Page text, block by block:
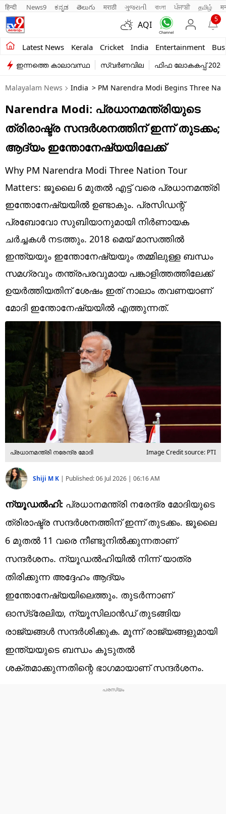
हिन्दी News9 ಕನ್ನಡ తెలుగు मराठी ગુજરાતી বাংলা ਪੰਜਾਬੀ தமிழ்
AQI
5
Latest News Kerala Cricket India Entertainment
Kerala
India
Entertainment
Business
Education
Lifestyle
world
Technology
Religion
Web Story
Photo
Short Videos
ഇന്നത്തെ കാലാവസ്ഥ സ്വർണവില ഫിഫ ലോകകപ്പ് 2026
Malayalam News India > PM Narendra Modi Begins Three
Narendra Modi: പ്രധാനമന്ത്രിയുടെ
ത്രിരാഷ്ട്ര സന്ദര്‍ശനത്തിന് ഇന്ന് തുടക്കം;
ആദ്യം ഇന്തോനേഷ്യയിലേക്ക്‌
Why PM Narendra Modi Three Nation Tour
Matters: ജൂലൈ 6 മുതല്‍ എട്ട് വരെ പ്രധാനമന്ത്രി
ഇന്തോനേഷ്യയില്‍ ഉണ്ടാകും. പ്രസിഡന്റ്
പ്രബോവോ സുബിയാനുമായി നിര്‍ണായക
ചര്‍ച്ചകള്‍ നടത്തും. 2018 മെയ് മാസത്തില്‍
ഇന്ത്യയും ഇന്തോനേഷ്യയും തമ്മിലുള്ള ബന്ധം
സമഗ്രവും തന്ത്രപരവുമായ പങ്കാളിത്തത്തിലേക്ക്
ഉയര്‍ത്തിയതിന് ശേഷം ഇത് നാലാം തവണയാണ്
മോദി ഇന്തോനേഷ്യയില്‍ എത്തുന്നത്.
പ്രധാനമന്ത്രി നരേന്ദ്ര മോദി Image Credit source: PTI
Shiji M K | Published:06 Jul 2026 | 06:16 AM
ന്യൂഡല്‍ഹി: പ്രധാനമന്ത്രി നരേന്ദ്ര മോദിയുടെ
ത്രിരാഷ്ട്ര സന്ദര്‍ശനത്തിന് ഇന്ന് തുടക്കം. ജൂലൈ
6 മുതല്‍ 11 വരെ നീണ്ടുനില്‍ക്കുന്നതാണ്
സന്ദര്‍ശനം. ന്യൂഡല്‍ഹിയില്‍ നിന്ന് യാത്ര
തിരിക്കുന്ന അദ്ദേഹം ആദ്യം
ഇന്തോനേഷ്യയിലെത്തും. തുടര്‍ന്നാണ്
ഓസ്‌ട്രേലിയ, ന്യൂസിലാന്‍ഡ് തുടങ്ങിയ
രാജ്യങ്ങള്‍ സന്ദര്‍ശിക്കുക. മൂന്ന് രാജ്യങ്ങളുമായി
ഇന്ത്യയുടെ ബന്ധം കൂടുതല്‍
ശക്തമാക്കുന്നതിന്റെ ഭാഗമായാണ് സന്ദര്‍ശനം.